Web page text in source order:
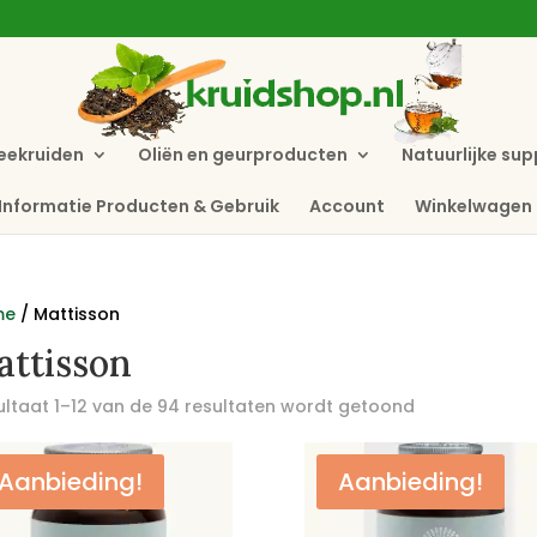
Oliën en geurproducten Natuurlijke
Informatie Producten & Gebruik Account Winkelwagen
/ Mattisson
1–12 van de 94 resultaten wordt getoond
Aanbieding! Aanbieding!